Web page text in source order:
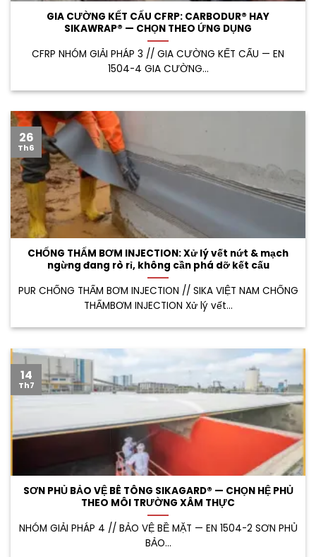
GIA CƯỜNG KẾT CẤU CFRP: CARBODUR® HAY
SIKAWRAP® — CHỌN THEO ỨNG DỤNG
CFRP NHÓM GIẢI PHÁP 3 // GIA CƯỜNG KẾT CẤU — EN
1504-4 GIA CƯỜNG...
CHỐNG THẤM BƠM INJECTION: Xử lý vết nứt & mạch
ngừng đang rò rỉ, không cần phá dỡ kết cấu
PUR CHỐNG THẤM BƠM INJECTION // SIKA VIỆT NAM CHỐNG
THẤMBƠM INJECTION Xử lý vết...
26
Th6
SƠN PHỦ BẢO VỆ BÊ TÔNG SIKAGARD® — CHỌN HỆ PHỦ
THEO MÔI TRƯỜNG XÂM THỰC
NHÓM GIẢI PHÁP 4 // BẢO VỆ BỀ MẶT — EN 1504-2 SƠN PHỦ
BẢO...
14
Th7